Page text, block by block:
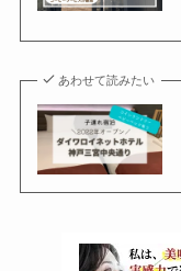
あわせて読みたい